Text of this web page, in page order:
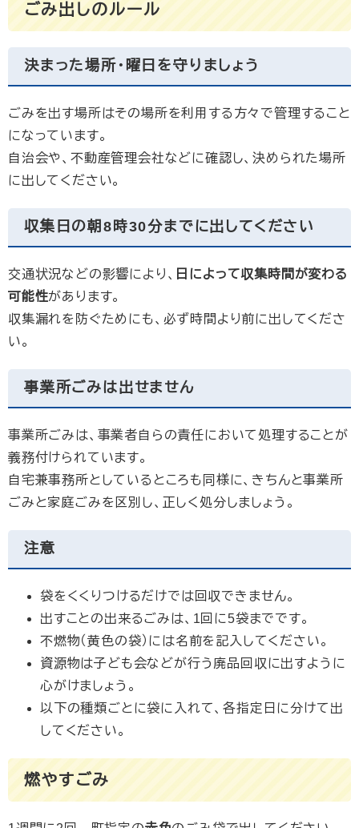
ごみ出しのルール
決まった場所・曜日を守りましょう
ごみを出す場所はその場所を利用する方々で管理すること
になっています。
自治会や、不動産管理会社などに確認し、決められた場所
に出してください。
収集日の朝8時30分までに出してください
交通状況などの影響により、 日によって収集時間が変わる
可能性があります。
収集漏れを防ぐためにも、必ず時間より前に出してくださ
い。
事業所ごみは出せません
事業所ごみは、事業者自らの責任において処理することが
義務付けられています。
自宅兼事務所としているところも同様に、きちんと事業所
ごみと家庭ごみを区別し、正しく処分しましょう。
注意
袋をくくりつけるだけでは回収できません。
出すことの出来るごみは、1回に5袋までです。
不燃物（黄色の袋）には名前を記入してください。
資源物は子ども会などが行う廃品回収に出すように
心がけましょう。
以下の種類ごとに袋に入れて、各指定日に分けて出
してください。
燃やすごみ